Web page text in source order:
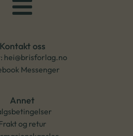
Kontakt oss
hei@brisforlag.no
Messenger
Annet
og retur